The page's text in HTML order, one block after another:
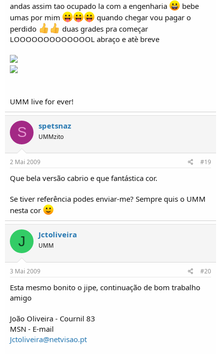
andas assim tao ocupado la com a engenharia
bebe
umas por mim
quando chegar vou pagar o
perdido
duas grades pra começar
LOOOOOOOOOOOOOL abraço e atè breve
UMM live for ever!
S spetsnaz
UMMzito
2 Mai 2009 #19
Que bela versão cabrio e que fantástica cor.
Se tiver referência podes enviar-me? Sempre quis o UMM
nesta cor
J Jctoliveira
UMM
3 Mai 2009 #20
Esta mesmo bonito o jipe, continuação de bom trabalho
amigo
João Oliveira - Cournil 83
MSN - E-mail
Jctoliveira@netvisao.pt